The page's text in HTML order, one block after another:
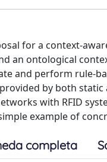
for a context-
an ontological
and perform rule-
by both
with RFID
example of
completa